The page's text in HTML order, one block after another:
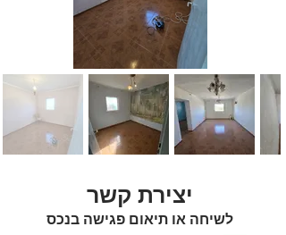
יצירת קשר
לשיחה או תיאום פגישה בנכס